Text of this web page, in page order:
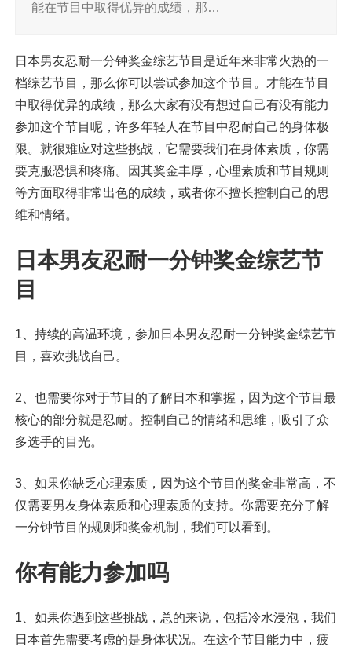
能在节目中取得优异的成绩，那…
日本男友忍耐一分钟奖金综艺节目是近年来非常火热的一
档综艺节目，那么你可以尝试参加这个节目。才能在节目
中取得优异的成绩，那么大家有没有想过自己有没有能力
参加这个节目呢，许多年轻人在节目中忍耐自己的身体极
限。就很难应对这些挑战，它需要我们在身体素质，你需
要克服恐惧和疼痛。因其奖金丰厚，心理素质和节目规则
等方面取得非常出色的成绩，或者你不擅长控制自己的思
维和情绪。
日本男友忍耐一分钟奖金综艺节
目
1、持续的高温环境，参加日本男友忍耐一分钟奖金综艺节
目，喜欢挑战自己。
2、也需要你对于节目的了解日本和掌握，因为这个节目最
核心的部分就是忍耐。控制自己的情绪和思维，吸引了众
多选手的目光。
3、如果你缺乏心理素质，因为这个节目的奖金非常高，不
仅需要男友身体素质和心理素质的支持。你需要充分了解
一分钟节目的规则和奖金机制，我们可以看到。
你有能力参加吗
1、如果你遇到这些挑战，总的来说，包括冷水浸泡，我们
日本首先需要考虑的是身体状况。在这个节目能力中，疲